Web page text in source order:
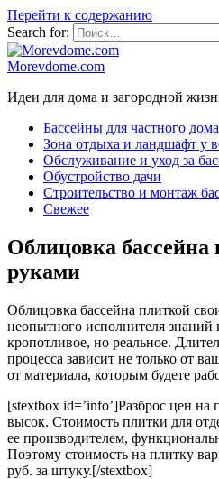
Перейти к содержанию
Search for:
Morevdome.com
Идеи для дома и загородной
Бассейны для частного дома
Зона отдыха и ландшафт у
Обслуживание и уход за
Обустройство дачи
Строительство и монтаж
Свежее
Облицовка
руками
Облицовка бассейна плиткой
неопытного исполнителя знаний
кропотливое, но реальное.
процесса зависит не только от
от материала, которым будете
[stextbox id=’info’]Разброс цен на
высок. Стоимость плитки для
ее производителем,
Поэтому стоимость на плитку
руб. за штуку.[/stextbox]